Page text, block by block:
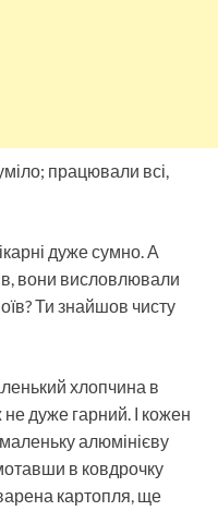
працювали всі,
дуже сумно. А
вони висловлювали
Ти знайшов чисту
хлопчина в
дуже гарний. І кожен
алюмінієву
в ковдрочку
картопля, ще